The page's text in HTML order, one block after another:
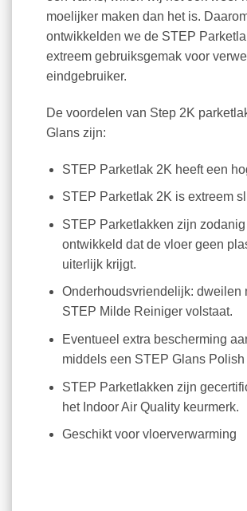
moelijker maken dan het is.
ontwikkelden we de STEP
extreem gebruiksgemak voor
eindgebruiker.
De voordelen van Step 2K
Glans zijn:
STEP Parketlak 2K heeft een
STEP Parketlak 2K is extreem
STEP Parketlakken zijn zodanig
ontwikkeld dat de vloer geen
uiterlijk krijgt.
Onderhoudsvriendelijk: dweilen
STEP Milde Reiniger volstaat.
Eventueel extra bescherming
middels een STEP Glans
STEP Parketlakken zijn
het Indoor Air Quality keurmerk.
Geschikt voor vloerverwarming